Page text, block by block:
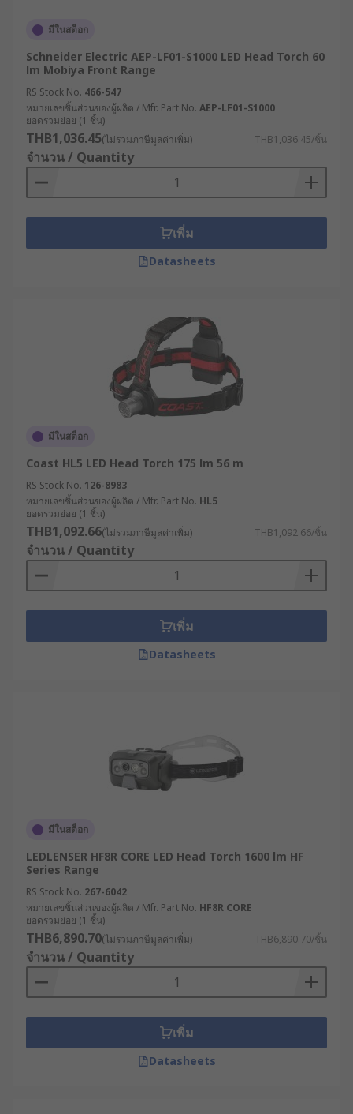
มีในสต็อก
Schneider Electric AEP-LF01-S1000 LED Head Torch 60
lm Mobiya Front Range
RS Stock No. 466-547
หมายเลขชิ้นส่วนของผู้ผลิต / Mfr. Part No. AEP-LF01-S1000
ยอดรวมย่อย (1 ชิ้น)
THB1,036.45(ไม่รวมภาษีมูลค่าเพิ่ม) THB1,036.45/ชิ้น
จำนวน / Quantity
เพิ่ม
Datasheets
มีในสต็อก
Coast HL5 LED Head Torch 175 lm 56 m
RS Stock No. 126-8983
หมายเลขชิ้นส่วนของผู้ผลิต / Mfr. Part No. HL5
ยอดรวมย่อย (1 ชิ้น)
THB1,092.66(ไม่รวมภาษีมูลค่าเพิ่ม) THB1,092.66/ชิ้น
จำนวน / Quantity
เพิ่ม
Datasheets
มีในสต็อก
LEDLENSER HF8R CORE LED Head Torch 1600 lm HF
Series Range
RS Stock No. 267-6042
หมายเลขชิ้นส่วนของผู้ผลิต / Mfr. Part No. HF8R CORE
ยอดรวมย่อย (1 ชิ้น)
THB6,890.70(ไม่รวมภาษีมูลค่าเพิ่ม) THB6,890.70/ชิ้น
จำนวน / Quantity
เพิ่ม
Datasheets